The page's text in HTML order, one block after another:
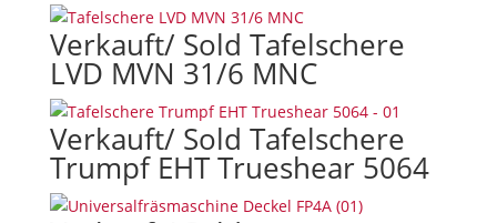
Verkauft/ Sold Tafelschere
LVD MVN 31/6 MNC
Verkauft/ Sold Tafelschere
Trumpf EHT Trueshear 5064